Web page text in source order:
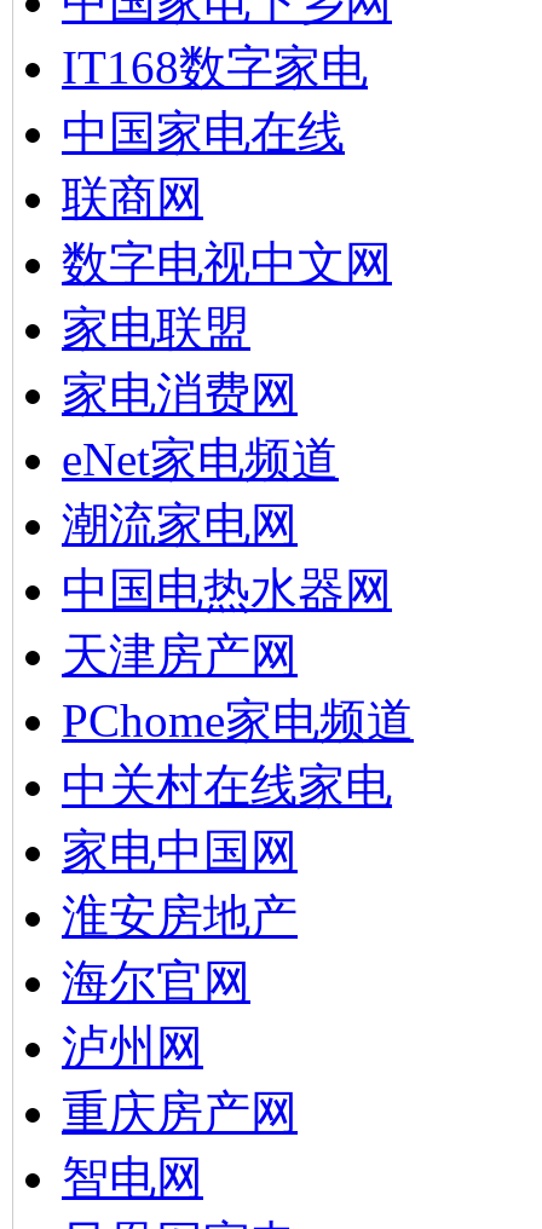
IT168数字家电
中国家电在线
联商网
数字电视中文网
家电联盟
家电消费网
eNet家电频道
潮流家电网
中国电热水器网
天津房产网
PChome家电频道
中关村在线家电
家电中国网
淮安房地产
海尔官网
泸州网
重庆房产网
智电网